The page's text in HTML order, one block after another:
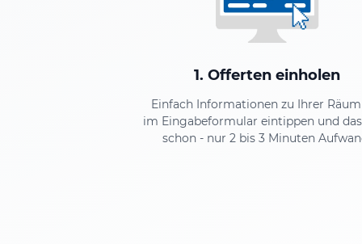
1. Offerten einholen
Einfach Informationen zu Ihrer
im Eingabeformular eintippen und
schon - nur 2 bis 3 Minuten